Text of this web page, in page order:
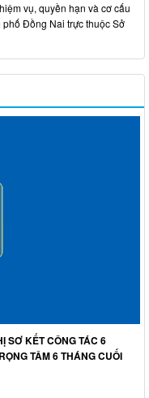
vụ, quyền hạn và cơ cấu
Đồng Nai trực thuộc Sở
SƠ KẾT CÔNG TÁC 6
TÂM 6 THÁNG CUỐI